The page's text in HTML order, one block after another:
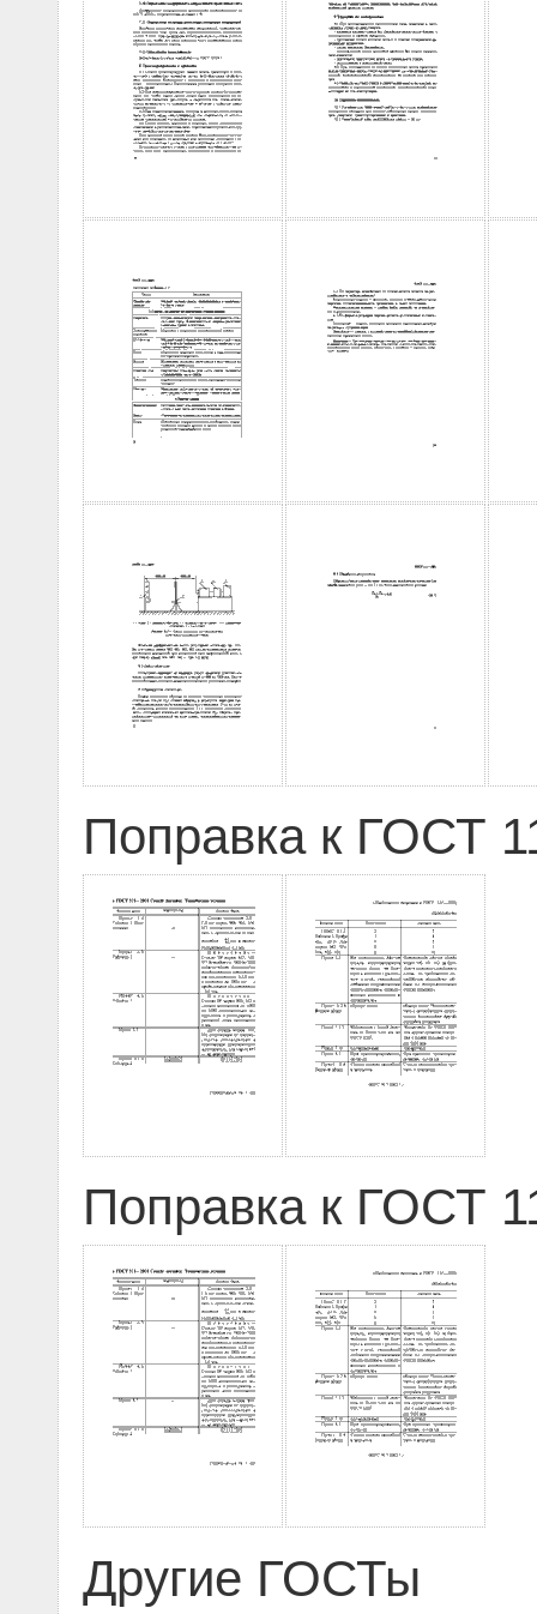
Поправка к ГОСТ
Поправка к ГОСТ
Другие ГОСТы